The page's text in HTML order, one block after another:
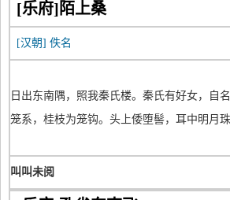
[乐府]陌上桑
[汉朝] 佚名
日出东南隅，照我秦氏楼。秦氏有好女，自
笼系，桂枝为笼钩。头上倭堕髻，耳中明月
叫叫未阅